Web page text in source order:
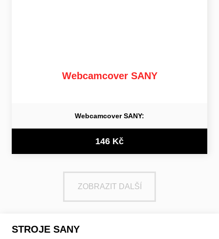
Webcamcover SANY
Webcamcover SANY:
146 Kč
ZOBRAZIT DALŠÍ
STROJE SANY